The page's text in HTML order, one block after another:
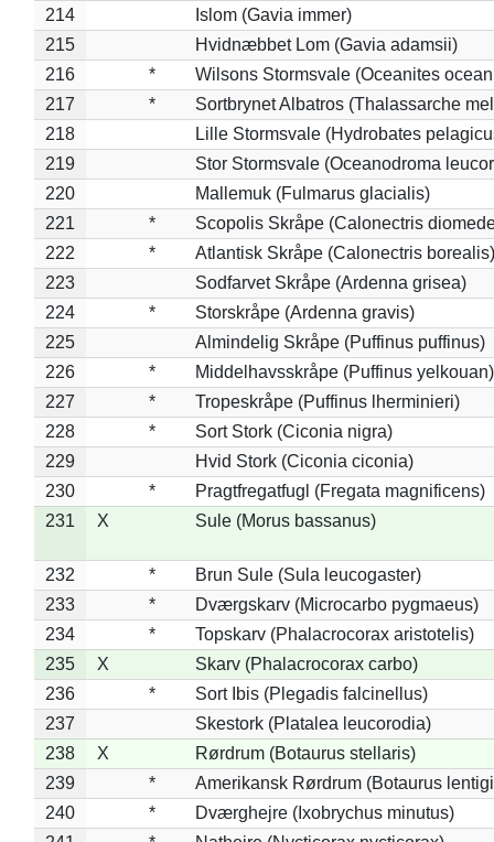
214
Islom (Gavia immer)
215
Hvidnæbbet Lom (Gavia adamsii)
216
*
Wilsons Stormsvale (Oceanites
217
*
Sortbrynet Albatros (Thalassarche
218
Lille Stormsvale (Hydrobates
219
Stor Stormsvale (Oceanodroma
220
Mallemuk (Fulmarus glacialis)
221
*
Scopolis Skråpe (Calonectris
222
*
Atlantisk Skråpe (Calonectris borealis)
223
Sodfarvet Skråpe (Ardenna grisea)
224
*
Storskråpe (Ardenna gravis)
225
Almindelig Skråpe (Puffinus puffinus)
226
*
Middelhavsskråpe (Puffinus yelkouan)
227
*
Tropeskråpe (Puffinus lherminieri)
228
*
Sort Stork (Ciconia nigra)
229
Hvid Stork (Ciconia ciconia)
230
*
Pragtfregatfugl (Fregata magnificens)
231
X Sule (Morus bassanus)
232 *
Brun Sule (Sula leucogaster)
233
*
Dværgskarv (Microcarbo pygmaeus)
234
*
Topskarv (Phalacrocorax aristotelis)
235
X
Skarv (Phalacrocorax carbo)
236
*
Sort Ibis (Plegadis falcinellus)
237
Skestork (Platalea leucorodia)
238
X
Rørdrum (Botaurus stellaris)
239
*
Amerikansk Rørdrum (Botaurus
240
*
Dværghejre (Ixobrychus minutus)